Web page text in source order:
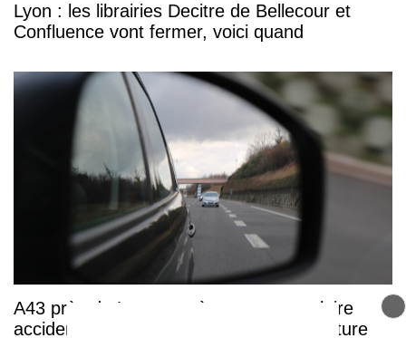
Lyon : les librairies Decitre de Bellecour et
Confluence vont fermer, voici quand
A43 près de Lyon : après un spectaculaire
accident, les quatre occupants d’une voiture